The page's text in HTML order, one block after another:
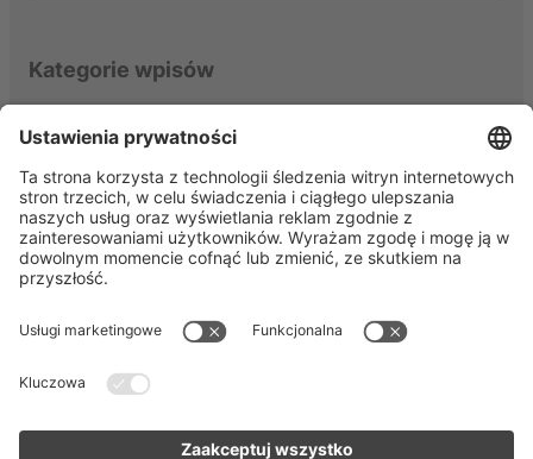
Kategorie wpisów
Odzież i akcesoria
Ciekawostki
Porady
Regulamin
Polityka prywatności
Nasze social media
Zostań częścią naszej społeczności i dołącz do
naszej #JourneyToPerfection.